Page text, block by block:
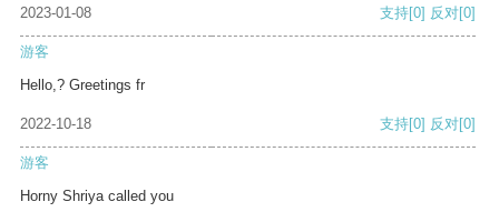
2023-01-08 支持[0] 反对[0]
游客
Hello,? Greetings fr
2022-10-18 支持[0] 反对[0]
游客
Horny Shriya called you